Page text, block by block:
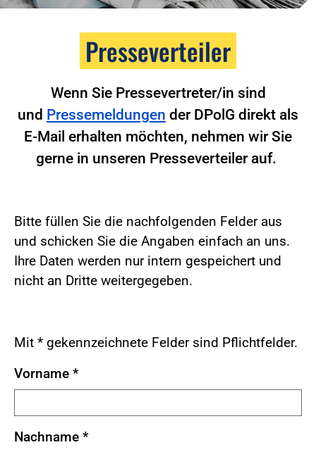
Presseverteiler
Wenn Sie Pressevertreter/in sind
und Pressemeldungen der DPolG direkt als
E-Mail erhalten möchten, nehmen wir Sie
gerne in unseren Presseverteiler auf.
Bitte füllen Sie die nachfolgenden Felder aus
und schicken Sie die Angaben einfach an uns.
Ihre Daten werden nur intern gespeichert und
nicht an Dritte weitergegeben.
Mit * gekennzeichnete Felder sind Pflichtfelder.
Vorname *
Nachname *